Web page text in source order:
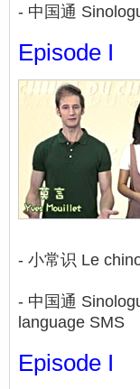
- 中国通
Episode I
- 小常识 Le
- 中国通
language SMS
Episode I